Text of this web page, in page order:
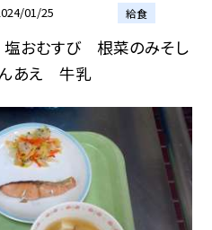
01/25 給食
おむすび 根菜のみそし
あえ 牛乳